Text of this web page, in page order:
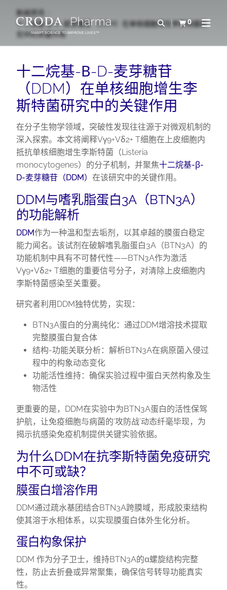
CONTENT
MENU
SMART SCIENCE TO IMPROVE LIVES™
Open Search
0
查看购物车Open
新闻资讯
十二烷基-β-D-麦芽糖苷（DDM）在单核细胞增生李斯特菌研
究中的关键作用
十二烷基-Β-D-麦芽糖苷
（DDM）在单核细胞增生李
斯特菌研究中的关键作用
在分子生物学领域，突破性发现往往源于对微观机制的
深入探索。本文将阐释Vγ9+Vδ2+ T细胞在上皮细胞内
抵抗单核细胞增生李斯特菌（Listeria
monocytogenes）的分子机制，并聚焦十二烷基-β-
D-麦芽糖苷（DDM） 在该研究中的关键作用。
DDM与嗜乳脂蛋白3A（BTN3A）
的功能解析
DDM作为一种温和型去垢剂，以其卓越的膜蛋白稳定
能力闻名。该试剂在破解嗜乳脂蛋白3A（BTN3A）的
功能机制中具有不可替代性——BTN3A作为激活
Vγ9+Vδ2+ T细胞的重要信号分子，对清除上皮细胞内
李斯特菌感染至关重要。
研究者利用DDM独特优势，实现：
BTN3A蛋白的分离纯化‌：通过DDM增溶技术提取
完整膜蛋白复合体
‌结构-功能关联分析‌：解析BTN3A在病原菌入侵过
程中的构象动态变化
‌功能活性维持‌：确保实验过程中蛋白天然构象及生
物活性
更重要的是，DDM在实验中为BTN3A蛋白的活性保驾
护航，让免疫细胞与病菌的‘攻防战’动态纤毫毕现，为
揭示抗感染免疫机制提供关键实验依据。
为什么DDM在抗李斯特菌免疫研究
中不可或缺？
膜蛋白增溶作用
DDM通过疏水基团结合BTN3A跨膜域，形成胶束结构
使其溶于水相体系，以实现膜蛋白体外生化分析。
蛋白构象保护
DDM 作为分子卫士，维持BTN3A的α螺旋结构完整
性，防止去折叠或异常聚集，确保信号转导功能真实
性。